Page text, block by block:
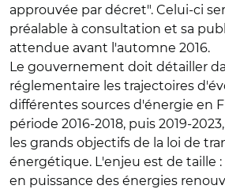
approuvée par décret". Celui-ci
préalable à consultation et sa
attendue avant l'automne 2016.
Le gouvernement doit détailler
réglementaire les trajectoires
différentes sources d'énergie en
période 2016-2018, puis 2019-
les grands objectifs de la loi de
énergétique. L'enjeu est de taille
en puissance des énergies